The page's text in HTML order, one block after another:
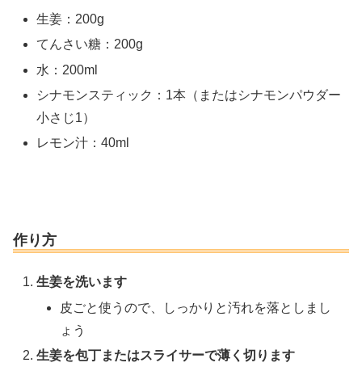
生姜：200g
てんさい糖：200g
水：200ml
シナモンスティック：1本（またはシナモンパウダー
小さじ1）
レモン汁：40ml
作り方
生姜を洗います
皮ごと使うので、しっかりと汚れを落としまし
ょう
生姜を包丁またはスライサーで薄く切ります